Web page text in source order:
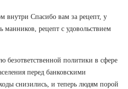
Спасибо вам за рецепт, у
манников, рецепт с удовольствием
безответственной политики в сфере
перед банковскими
снизились, и теперь людям порой